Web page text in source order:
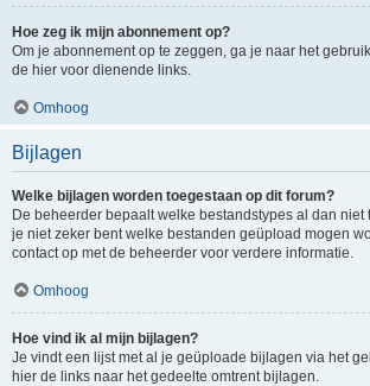
Hoe zeg ik mijn abonnement op?
Om je abonnement op te zeggen, ga je naar het
de hier voor dienende links.
Omhoog
Bijlagen
Welke bijlagen worden toegestaan op dit forum?
De beheerder bepaalt welke bestandstypes al dan niet
je niet zeker bent welke bestanden geüpload mogen
contact op met de beheerder voor verdere informatie.
Omhoog
Hoe vind ik al mijn bijlagen?
Je vindt een lijst met al je geüploade bijlagen via het
hier de links naar het gedeelte omtrent bijlagen.